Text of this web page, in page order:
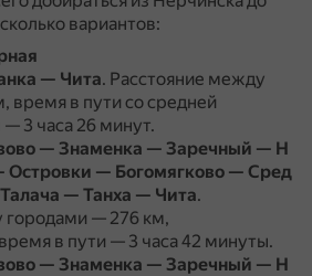
вариантов:
— Чита. Расстояние между
время в пути со средней
3 часа 26 минут.
— Знаменка — Заречный — Н
Островки — Богомягково — Сред
— Танха — Чита.
городами — 276 км,
в пути — 3 часа 42 минуты.
— Знаменка — Заречный — Н